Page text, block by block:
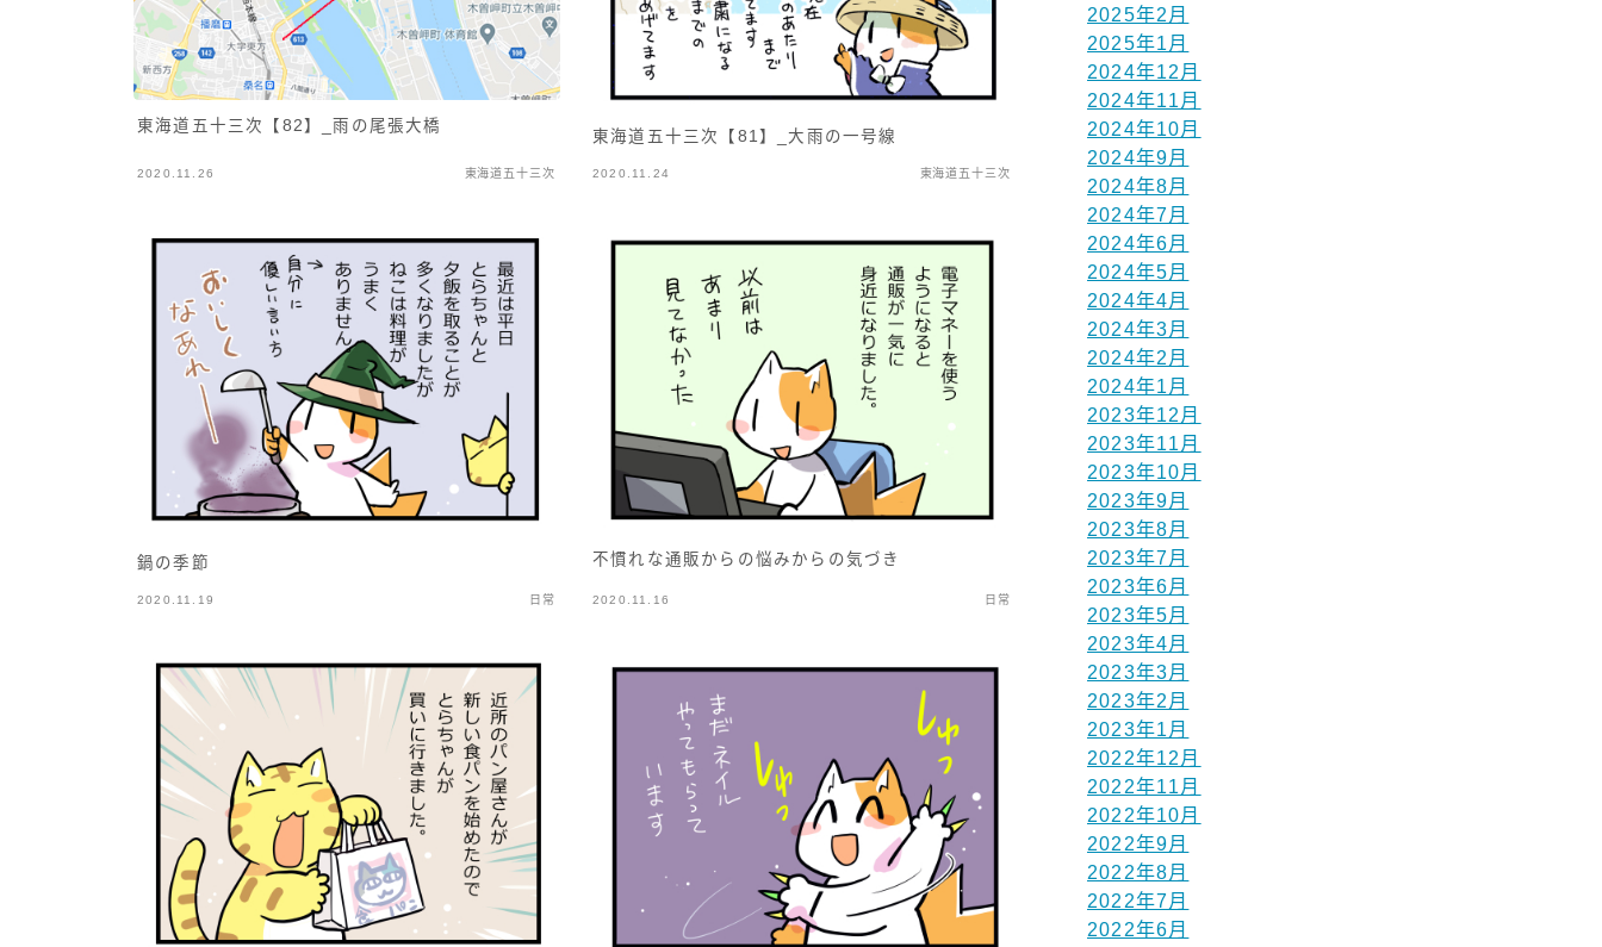
東海道五十三次【82】_雨の尾張大橋
2020.11.26 東海道五十三次
東海道五十三次【81】_大雨の一号線
2020.11.24 東海道五十三次
鍋の季節
2020.11.19 日常
不慣れな通販からの悩みからの気づき
2020.11.16 日常
2025年2月
2025年1月
2024年12月
2024年11月
2024年10月
2024年9月
2024年8月
2024年7月
2024年6月
2024年5月
2024年4月
2024年3月
2024年2月
2024年1月
2023年12月
2023年11月
2023年10月
2023年9月
2023年8月
2023年7月
2023年6月
2023年5月
2023年4月
2023年3月
2023年2月
2023年1月
2022年12月
2022年11月
2022年10月
2022年9月
2022年8月
2022年7月
2022年6月